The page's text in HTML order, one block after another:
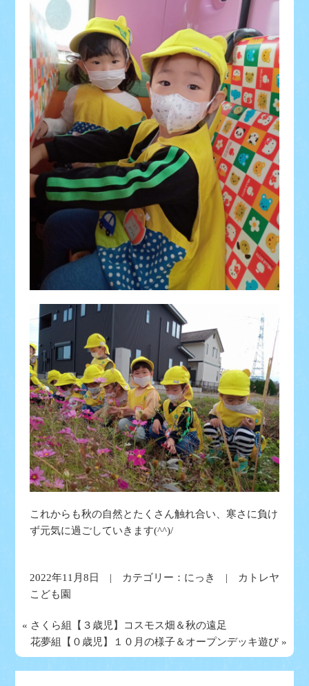
これからも秋の自然とたくさん触れ合い、寒さに負け
ず元気に過ごしていきます(^^)/
2022年11月8日 | カテゴリー： にっき
| カトレヤ
こども園
« さくら組【３歳児】コスモス畑＆秋の遠足
花夢組【０歳児】１０月の様子＆オープンデッキ遊び»